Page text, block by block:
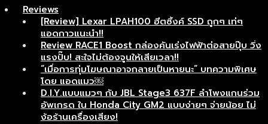
Reviews
[Review] Lexar LPAH100 ฮีตซิ้งค์ SSD ถูกๆ เท่ๆ
แอดกาวแนะนำ!!
Review RACE1 Boost กล่องคันเร่งไฟฟ้าต่อสายปุ๊บ วิ่ง
แรงปั๊บ! สะใจไม่ต้องจูนให้เสียเวลา!!
“เมื่อการทุ่มโฆษณาอาจกลายเป็นหายนะ” บทความพิเศษ
โดย แอดแมว￼
D.I.Y.แบบแมวๆ กับ JBL Stage3 637F ลำโพงแกนร่วม
อัพเกรด ใน Honda City GM2 แบบง่ายๆ จ่ายน้อย ไม่
ง้อร้านเครื่องเสียง!